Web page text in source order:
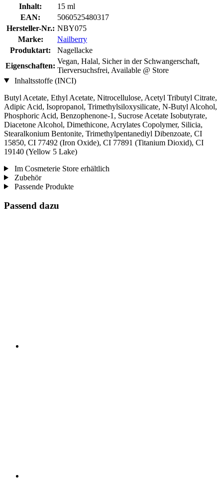
Inhalt:
15 ml
EAN:
5060525480317
Hersteller-Nr.: NBY075
Marke:
Nailberry
Produktart:
Nagellacke
Eigenschaften:
Vegan, Halal, Sicher in der Schwangerschaft,
Tierversuchsfrei, Available @ Store
Inhaltsstoffe (INCI)
Butyl Acetate, Ethyl Acetate, Nitrocellulose, Acetyl Tributyl Citrate,
Adipic Acid, Isopropanol, Trimethylsiloxysilicate, N-Butyl Alcohol,
Phosphoric Acid, Benzophenone-1, Sucrose Acetate Isobutyrate,
Diacetone Alcohol, Dimethicone, Acrylates Copolymer, Silicia,
Stearalkonium Bentonite, Trimethylpentanediyl Dibenzoate, CI
15850, CI 77492 (Iron Oxide), CI 77891 (Titanium Dioxid), CI
19140 (Yellow 5 Lake)
Im Cosmeterie Store erhältlich
Zubehör
Passende Produkte
Passend dazu